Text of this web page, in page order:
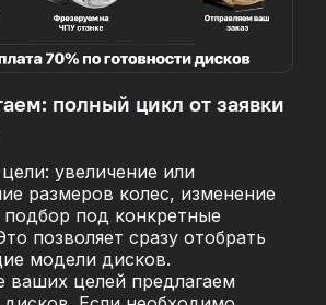
полный цикл от заявки
увеличение или
размеров колес, изменение
подбор под конкретные
позволяет сразу отобрать
модели дисков.
ваших целей предлагаем